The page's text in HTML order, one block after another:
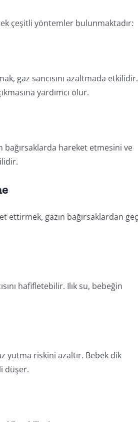
çeşitli yöntemler bulunmaktadır:
gaz sancısını azaltmada etkilidir.
yardımcı olur.
bağırsaklarda hareket etmesini ve
ettirmek, gazın bağırsaklardan
hafifletebilir. Ilık su, bebeğin
yutma riskini azaltır. Bebek dik
düşer.